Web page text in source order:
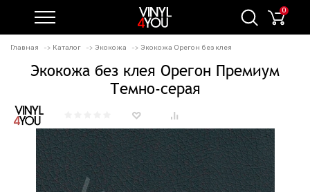
0
Главная Каталог Экокожа Экокожа Орегон без клея
Экокожа без клея Орегон Премиум
Темно-серая